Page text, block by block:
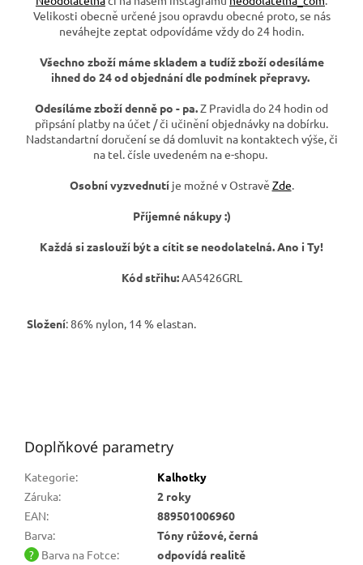
Velikosti obecně určené jsou opravdu obecné proto, se nás
neváhejte zeptat odpovídáme vždy do 24 hodin.
Všechno zboží máme skladem a tudíž zboží odesíláme
ihned do 24 od objednání dle podmínek přepravy.
Odesíláme zboží denně po - pa.Z Pravidla do 24 hodin od
připsání platby na účet / či učinění objednávky na dobírku.
Nadstandartní doručení se dá domluvit na kontaktech výše, či
na tel. čísle uvedeném na e-shopu.
Osobní vyzvednutíje možné v Ostravě Zde.
Příjemné nákupy :)
Každá si zaslouží být a cítit se neodolatelná. Ano i Ty!
Kód střihu:AA5426GRL
Složení: 86% nylon, 14 % elastan.
Doplňkové parametry
Kategorie:
Kalhotky
Záruka:
2 roky
EAN:
889501006960
Barva:
Tóny růžové, černá
? Barva na Fotce:
odpovídá realitě